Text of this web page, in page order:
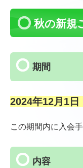
秋の新規
期間
2024年12月1日
この期間内に入会
内容